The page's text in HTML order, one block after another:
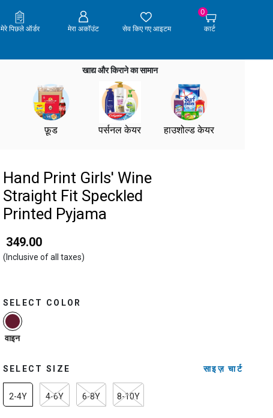
मेरे पिछले ऑर्डर मेरा अकॉउंट सेव किए गए आइटम
0
कार्ट
खाद्य और किराने का सामान
फ़ूड पर्सनल केयर हाउशोल्ड केयर
Hand Print Girls' Wine
Straight Fit Speckled
Printed Pyjama
₹ 349.00
(Inclusive of all taxes)
SELECT COLOR
selected
वाइन
SELECT SIZE साइज़ चार्ट
2-4Y 4-6Y 6-8Y 8-10Y